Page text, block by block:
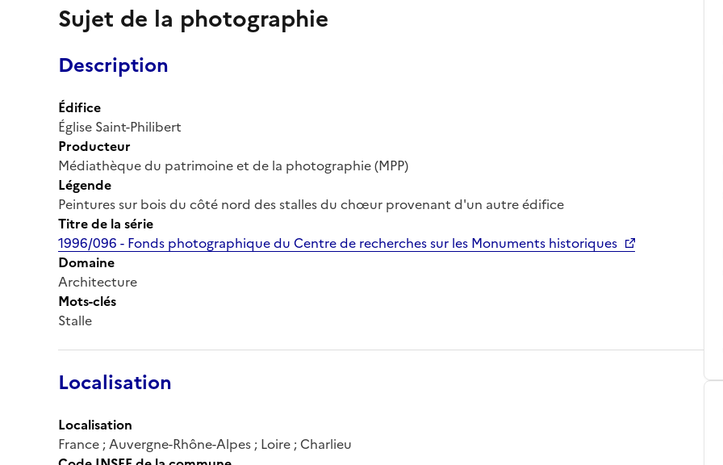
Sujet de la photographie
Description
Édifice
Église Saint-Philibert
Producteur
Médiathèque du patrimoine et de la photographie (MPP)
Légende
Peintures sur bois du côté nord des stalles du chœur provenant d'un autre édifice
Titre de la série
1996/096 - Fonds photographique du Centre de recherches sur les Monuments historiques
Domaine
Architecture
Mots-clés
Stalle
Localisation
Localisation
France ; Auvergne-Rhône-Alpes ; Loire ; Charlieu